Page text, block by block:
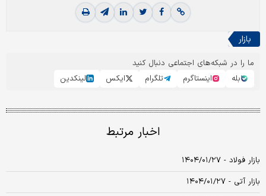
بازار
ما را در شبکه‌های اجتماعی دنبال کنید
بله
اینستاگرم تلگرام ایکس لینکدین
اخبار مرتبط
بازار فولاد - ۱۴۰۴/۰۱/۲۷
بازار آتی - ۱۴۰۴/۰۱/۲۷